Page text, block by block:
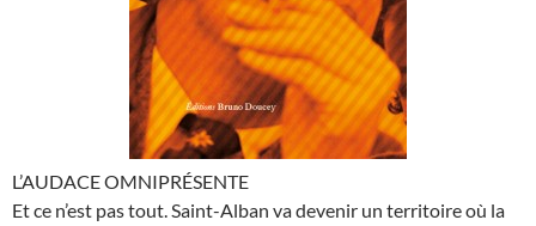
L’AUDACE OMNIPRÉSENTE
Et ce n’est pas tout. Saint-Alban va devenir un territoire où la